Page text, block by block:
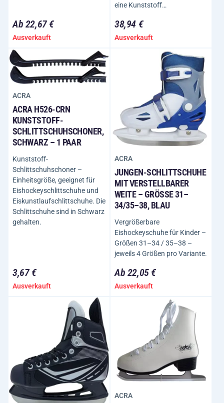
Ab 22,67 €
Ausverkauft
eine Kunststoff…
38,94 €
Ausverkauft
ACRA
ACRA H526-CRN
KUNSTSTOFF-
SCHLITTSCHUHSCHONER,
SCHWARZ – 1 PAAR
Kunststoff-
Schlittschuhschoner –
Einheitsgröße, geeignet für
Eishockeyschlittschuhe und
Eiskunstlaufschlittschuhe. Die
Schlittschuhe sind in Schwarz
gehalten.
3,67 €
Ausverkauft
ACRA
JUNGEN-SCHLITTSCHUHE
MIT VERSTELLBARER
WEITE – GRÖSSE 31–3
4/35–38, BLAU
Vergrößerbare
Eishockeyschuhe für Kinder –
Größen 31–34 / 35–38 –
jeweils 4 Größen pro Variante.
Ab 22,05 €
Ausverkauft
ACRA